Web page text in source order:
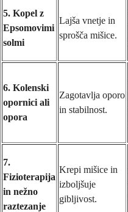
5. Kopel z
Epsomovimi
solmi
Lajša vnetje in
sprošča mišice.
6. Kolenski
opornici ali
opora
Zagotavlja oporo
in stabilnost.
7.
Fizioterapija
in nežno
raztezanje
Krepi mišice in
izboljšuje
gibljivost.